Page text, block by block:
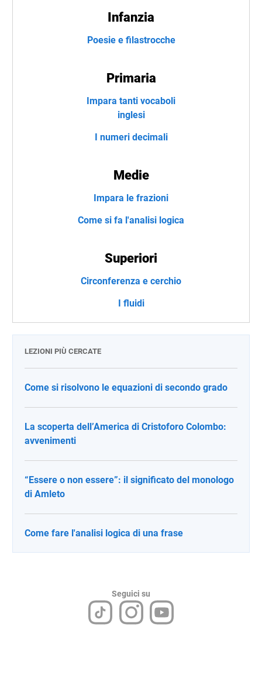
Infanzia
Poesie e filastrocche
Primaria
Impara tanti vocaboli
inglesi
I numeri decimali
Medie
Impara le frazioni
Come si fa l'analisi logica
Superiori
Circonferenza e cerchio
I fluidi
LEZIONI PIÙ CERCATE
Come si risolvono le equazioni di secondo grado
La scoperta dell’America di Cristoforo Colombo:
avvenimenti
“Essere o non essere”: il significato del monologo
di Amleto
Come fare l'analisi logica di una frase
Seguici su